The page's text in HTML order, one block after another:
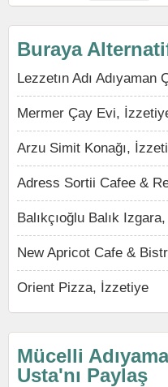
Buraya
Lezzetın Adı
Mermer Çay Evi,
Arzu Simit Konağı,
Adress Sortii Cafee &
Balıkçıoğlu Balık
New Apricot Cafe &
Orient Pizza, İzzetiye
Mücelli
Usta'nı Paylaş